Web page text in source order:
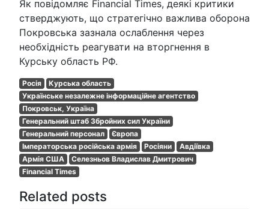
Як повідомляє Financial Times, деякі критики
стверджують, що стратегічно важлива оборона
Покровська зазнала ослаблення через
необхідність реагувати на вторгнення в
Курську область РФ.
Росія
Курська область
Українське незалежне інформаційне агентство
Покровськ, Україна
Генеральний штаб Збройних сил України
Генеральний персонал
Європа
Імператорська російська армія
Росіяни
Авдіївка
Армія США
Селезньов Владислав Дмитрович
Financial Times
Related posts